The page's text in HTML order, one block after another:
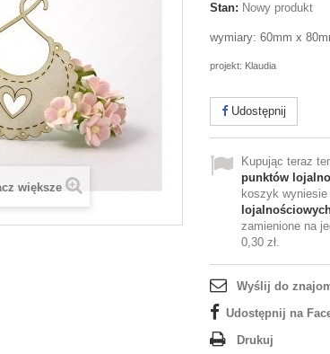
większe
Stan: Nowy produkt
wymiary: 60mm x
projekt: Klaudia
Udostępnij
Kupując teraz
punktów
koszyk wyniesie
zamienione na
0,30 zł.
Wyślij do
Udostępnij na
Drukuj